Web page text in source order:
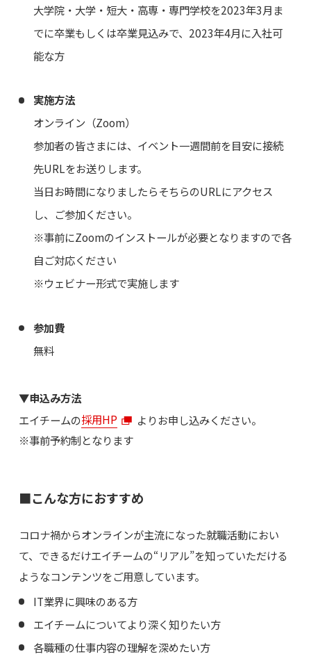
大学院・大学・短大・高専・専門学校を2023年3月ま
でに卒業もしくは卒業見込みで、2023年4月に入社可
能な方
実施方法
オンライン（Zoom）
参加者の皆さまには、イベント一週間前を目安に接続
先URLをお送りします。
当日お時間になりましたらそちらのURLにアクセス
し、ご参加ください。
※事前にZoomのインストールが必要となりますので各
自ご対応ください
※ウェビナー形式で実施します
参加費
無料
▼申込み方法
エイチームの採用HP
よりお申し込みください。
※事前予約制となります
■こんな方におすすめ
コロナ禍からオンラインが主流になった就職活動におい
て、できるだけエイチームの“リアル”を知っていただける
ようなコンテンツをご用意しています。
IT業界に興味のある方
エイチームについてより深く知りたい方
各職種の仕事内容の理解を深めたい方